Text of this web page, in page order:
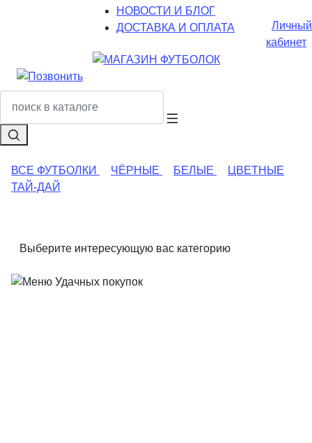
НОВОСТИ И БЛОГ
ДОСТАВКА И ОПЛАТА
Личный
кабинет
ВСЕ ФУТБОЛКИ ЧЁРНЫЕ БЕЛЫЕ
ЦВЕТНЫЕ
ТАЙ-ДАЙ
Выберите интересующую вас категорию